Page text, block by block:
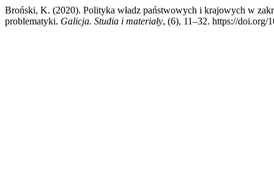
Broński, K. (2020). Polityka władz państwowych i krajowych w
problematyki. Galicja. Studia i materiały, (6), 11–32. https://doi.org/